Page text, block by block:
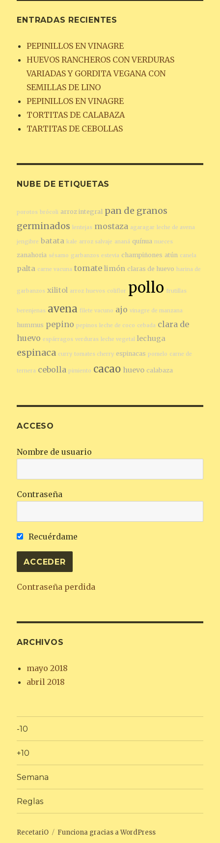
ENTRADAS RECIENTES
PEPINILLOS EN VINAGRE
HUEVOS RANCHEROS CON VERDURAS
VARIADAS Y GORDITA VEGANA CON
SEMILLAS DE LINO
PEPINILLOS EN VINAGRE
TORTITAS DE CALABAZA
TARTITAS DE CEBOLLAS
NUBE DE ETIQUETAS
porotos brócoli arroz integral pan de granos
germinados lentejas mostaza agaragar leche de avena
jengibre batata kale arroz salvaje ananá quínua nueces
zanahoria sésamo garbanzos estevia champiñones atún canela
palta carne vacuna tomate limón claras de huevo harina de
garbanzos xilitol arroz huevos coliflor pollo frutillas
berenjenas avena filete vacuno ajo vinagre de manzana
hummus pepino pepinos leche de coco cebada clara de
huevo espárragos verduras leche vegetal lechuga
espinaca curry tomates cherry espinacas pomelo carne de
ternera cebolla pimiento cacao huevo calabaza
ACCESO
Nombre de usuario
Contraseña
Recuérdame
Contraseña perdida
ARCHIVOS
mayo 2018
abril 2018
-10
+10
Semana
Reglas
RecetariO Funciona gracias a WordPress